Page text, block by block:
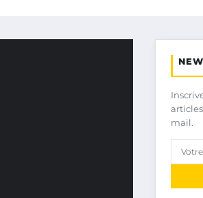
mail.